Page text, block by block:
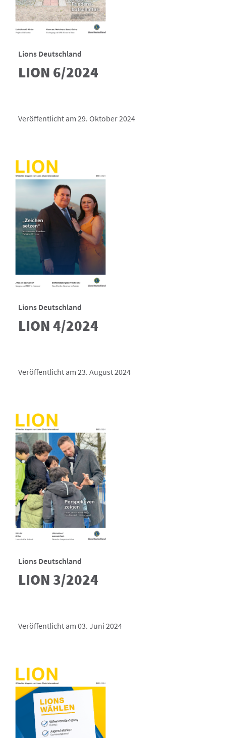
Lions Deutschland
LION 6/2024
Veröffentlicht am 29. Oktober 2024
Lions Deutschland
LION 4/2024
Veröffentlicht am 23. August 2024
Lions Deutschland
LION 3/2024
Veröffentlicht am 03. Juni 2024